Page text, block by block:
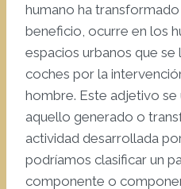
humano ha
beneficio, ocurre en los
espacios urbanos que
coches por la
hombre. Este adjetivo se
aquello generado o
actividad desarrollada
podríamos clasificar un
componente o